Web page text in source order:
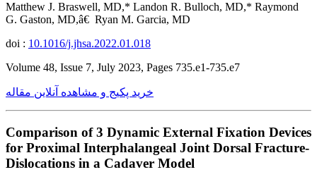
Matthew J. Braswell, MD,* Landon R. Bulloch, MD,* Raymond
G. Gaston, MD,â€ Ryan M. Garcia, MD
doi : 10.1016/j.jhsa.2022.01.018
Volume 48, Issue 7, July 2023, Pages 735.e1-735.e7
خرید پکیج و مشاهده آنلاین مقاله
Comparison of 3 Dynamic External Fixation Devices
for Proximal Interphalangeal Joint Dorsal Fracture-
Dislocations in a Cadaver Model